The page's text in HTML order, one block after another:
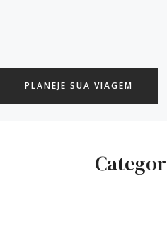
PLANEJE SUA VIAGEM